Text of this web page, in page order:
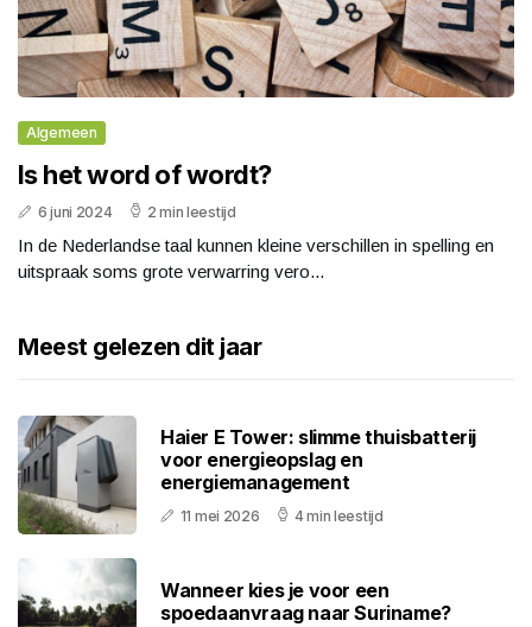
Algemeen
Is het word of wordt?
6 juni 2024 2 min leestijd
In de Nederlandse taal kunnen kleine verschillen in spelling en
uitspraak soms grote verwarring vero...
Meest gelezen dit jaar
Haier E Tower: slimme thuisbatterij
voor energieopslag en
energiemanagement
11 mei 2026 4 min leestijd
Wanneer kies je voor een
spoedaanvraag naar Suriname?